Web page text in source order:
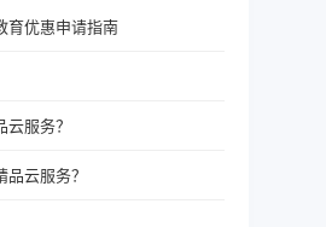
育优惠申请指南
服务？
云服务？